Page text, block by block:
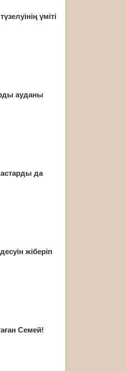
үміті
ауданы
да
жіберіп
Семей!